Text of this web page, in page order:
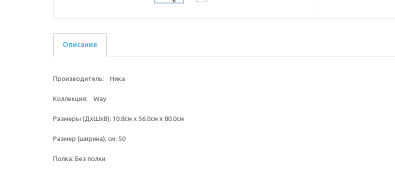
Описание
Производитель: Ника
Коллекция: Way
Размеры (ДхШхВ): 10.8см х 56.0см х 80.0см
Размер (ширина), см: 50
Полка: Без полки